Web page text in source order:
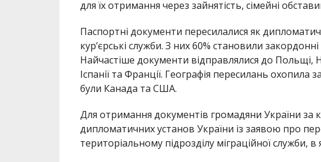
для їх отримання через зайнятість, сімейні
Паспортні документи пересилалися як
кур’єрські служби. З них 60% становили
Найчастіше документи відправлялися до Польщі,
Іспанії та Франції. Географія пересилань
були Канада та США.
Для отримання документів громадяни України
дипломатичних установ України із заявою про
територіальному підрозділу міграційної